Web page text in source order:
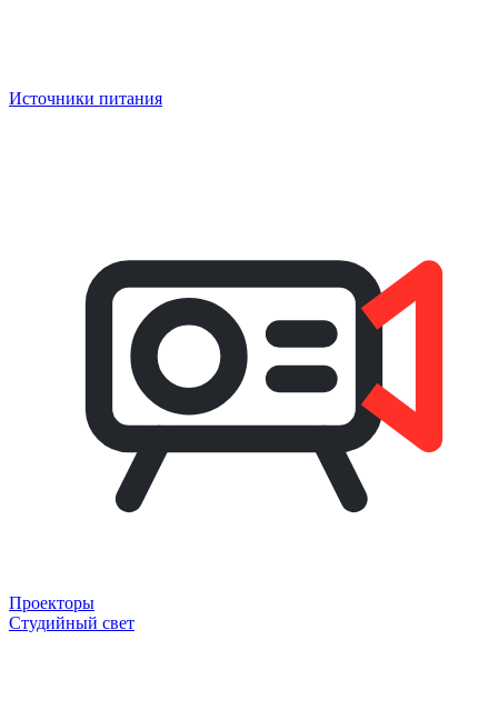
Источники питания
Проекторы
Студийный свет